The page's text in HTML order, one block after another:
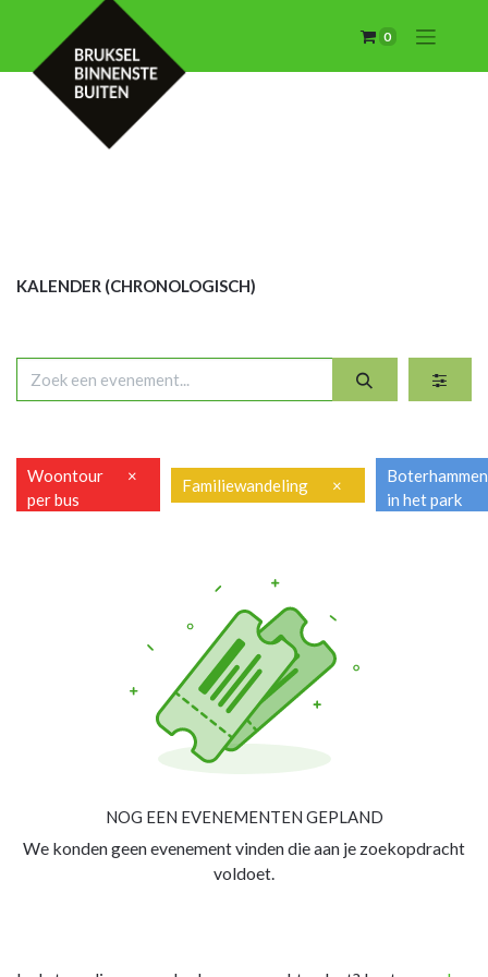
0
KALENDER (CHRONOLOGISCH)
Woontour
per bus
× Familiewandeling ×
Boterhammen
in het park
NOG EEN EVENEMENTEN GEPLAND
We konden geen evenement vinden die aan je zoekopdracht
voldoet.